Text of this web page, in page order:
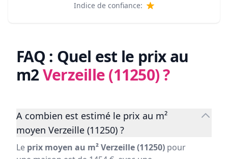
Indice de confiance:
FAQ : Quel est le prix au
m2Verzeille (11250)?
A combien est estimé le prix au m²
moyen Verzeille (11250) ?
Le prix moyen au m² Verzeille (11250) pour